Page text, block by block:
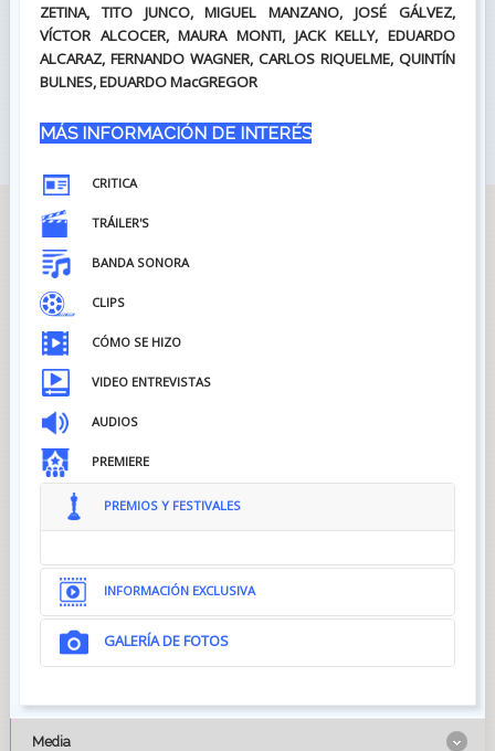
ZETINA, TITO JUNCO, MIGUEL MANZANO, JOSÉ GÁLVEZ,
VÍCTOR ALCOCER, MAURA MONTI, JACK KELLY, EDUARDO
ALCARAZ, FERNANDO WAGNER, CARLOS RIQUELME, QUINTÍN
BULNES, EDUARDO MacGREGOR
MÁS INFORMACIÓN DE INTERÉS
CRITICA
TRÁILER'S
BANDA SONORA
CLIPS
CÓMO SE HIZO
VIDEO ENTREVISTAS
AUDIOS
PREMIERE
PREMIOS Y FESTIVALES
INFORMACIÓN EXCLUSIVA
GALERÍA DE FOTOS
Media